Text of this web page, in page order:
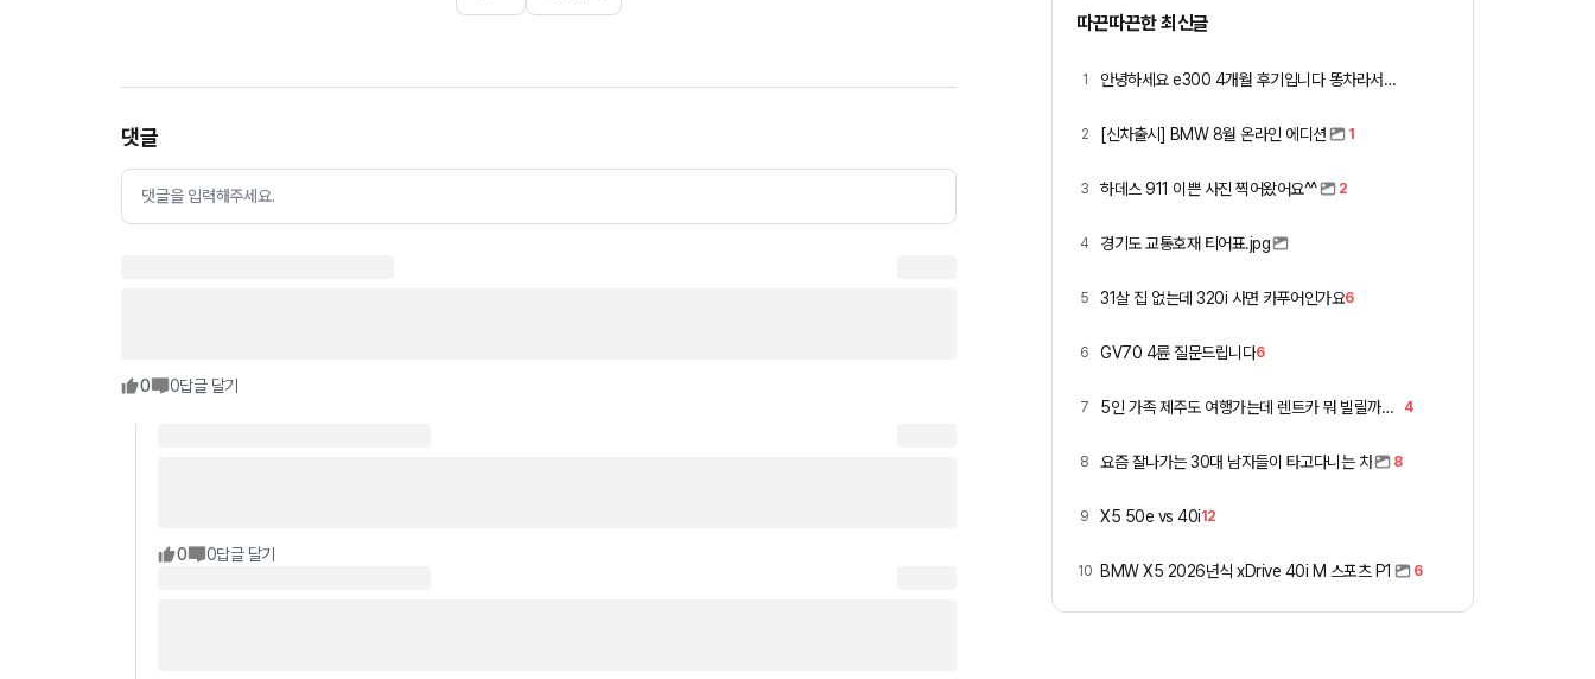
댓글
댓글을 입력해주세요.
0 0답글 달기
0 0답글 달기
따끈따끈한 최신글
1 안녕하세요 e300 4개월 후기입니다 똥차라서올림
2 [신차출시] BMW 8월 온라인 에디션 1
3 하데스 911 이쁜 사진 찍어왔어요^^ 2
4 경기도 교통호재 티어표.jpg
5 31살 집 없는데 320i 사면 카푸어인가요6
6 GV70 4륜 질문드립니다6
7 5인 가족 제주도 여행가는데 렌트카 뭐 빌릴까요 ㅎ 4
8 요즘 잘나가는 30대 남자들이 타고다니는 차 8
9 X5 50e vs 40i12
10 BMW X5 2026년식 xDrive 40i M 스포츠 P1 6